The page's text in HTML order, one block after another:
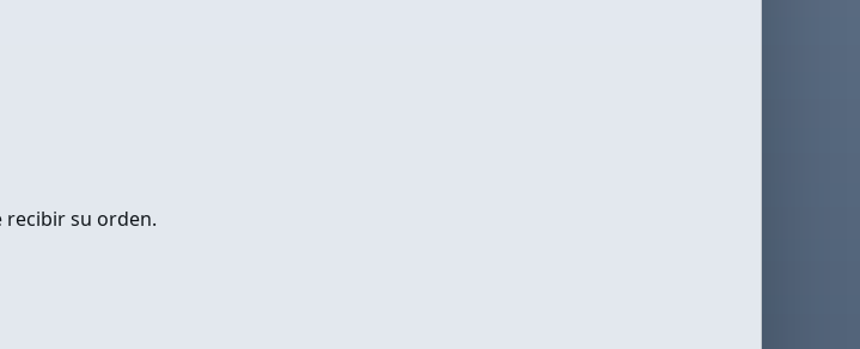
recibir su orden.